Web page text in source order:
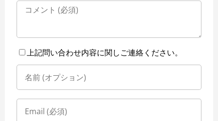
上記問い合わせ内容に関しご連絡ください。